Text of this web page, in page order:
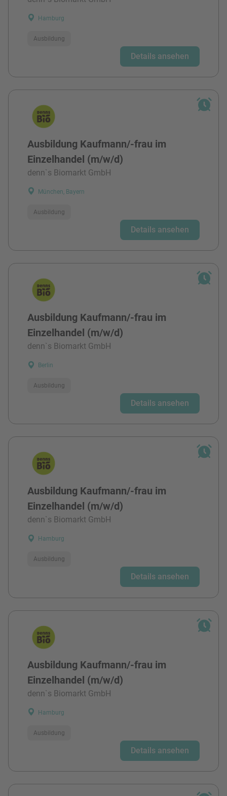
Hamburg
Ausbildung
Details ansehen
Ausbildung Kaufmann/-frau im
Einzelhandel (m/w/d)
denn`s Biomarkt GmbH
München, Bayern
Ausbildung
Details ansehen
Ausbildung Kaufmann/-frau im
Einzelhandel (m/w/d)
denn`s Biomarkt GmbH
Berlin
Ausbildung
Details ansehen
Ausbildung Kaufmann/-frau im
Einzelhandel (m/w/d)
denn`s Biomarkt GmbH
Hamburg
Ausbildung
Details ansehen
Ausbildung Kaufmann/-frau im
Einzelhandel (m/w/d)
denn`s Biomarkt GmbH
Hamburg
Ausbildung
Details ansehen